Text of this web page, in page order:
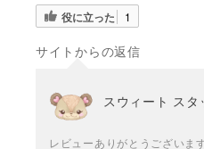
役に立った 1
サイトからの返信
スウィート スタ
レビューありがとうございま